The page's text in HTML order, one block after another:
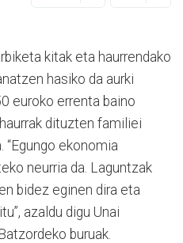
kitak eta haurrendako
hasiko da aurki
euroko errenta baino
dituzten familiei
“Egungo ekonomia
neurria da. Laguntzak
bidez eginen dira eta
azaldu digu Unai
buruak.